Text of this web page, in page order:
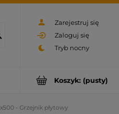
Zarejestruj się
Zaloguj się
Koszyk: (pusty)
- Grzejnik płytowy